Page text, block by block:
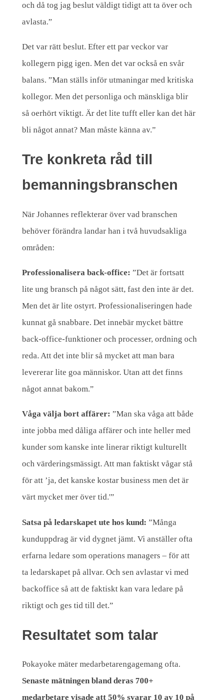
och då tog jag beslut väldigt tidigt att ta över och
avlasta.”
Det var rätt beslut. Efter ett par veckor var
kollegern pigg igen. Men det var också en svår
balans. ”Man ställs inför utmaningar med kritiska
kollegor. Men det personliga och mänskliga blir
så oerhört viktigt. Är det lite tufft eller kan det här
bli något annat? Man måste känna av.”
Tre konkreta råd till
bemanningsbranschen
När Johannes reflekterar över vad branschen
behöver förändra landar han i två huvudsakliga
områden:
Professionalisera back-office: ”Det är fortsatt
lite ung bransch på något sätt, fast den inte är det.
Men det är lite ostyrt. Professionaliseringen hade
kunnat gå snabbare. Det innebär mycket bättre
back-office-funktioner och processer, ordning och
reda. Att det inte blir så mycket att man bara
levererar lite goa människor. Utan att det finns
något annat bakom.”
Våga välja bort affärer: ”Man ska våga att både
inte jobba med dåliga affärer och inte heller med
kunder som kanske inte linerar riktigt kulturellt
och värderingsmässigt. Att man faktiskt vågar stå
för att ’ja, det kanske kostar business men det är
värt mycket mer över tid.'”
Satsa på ledarskapet ute hos kund: ”Många
kunduppdrag är vid dygnet jämt. Vi anställer ofta
erfarna ledare som operations managers – för att
ta ledarskapet på allvar. Och sen avlastar vi med
backoffice så att de faktiskt kan vara ledare på
riktigt och ges tid till det.”
Resultatet som talar
Pokayoke mäter medarbetarengagemang ofta.
Senaste mätningen bland deras 700+
medarbetare visade att 50% svarar 10 av 10 på